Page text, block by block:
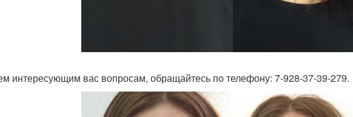
интересующим вас вопросам, обращайтесь по телефону: 7-928-37-39-279.